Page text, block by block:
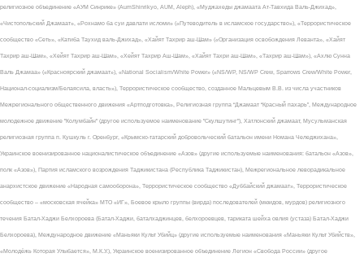
религиозное объединение «АУМ Синрике» (AumShinrikyo, AUM, Aleph), «Муджахеды джамаата Ат-Тавхида Валь-Джихад»,
«Чистопольский Джамаат», «Рохнамо ба суи давлати исломи» («Путеводитель в исламское государство»), «Террористическое
сообщество «Сеть», «Катиба Таухид валь-Джихад», «Хайят Тахрир аш-Шам» («Организация освобождения Леванта», «Хайят
Тахрир аш-Шам», «Хейят Тахрир аш-Шам», «Хейят Тахрир Аш-Шам», «Хайят Тахри аш-Шам», «Тахрир аш-Шам»), «Ахлю Сунна
Валь Джамаа» («Красноярский джамаат»), «National Socialism/White Power» («NS/WP, NS/WP Crew, Sparrows Crew/White Power,
Национал-социализм/Белаясила, власть»), Террористическое сообщество, созданное Мальцевым В.В. из числа участников
Межрегионального общественного движения «Артподготовка», Религиозная группа “Джамаат “Красный пахарь”, Международное
молодежное движение "Колумбайн" (другое используемое наименование "Скулшутинг"), Хатлонский джамаат, Мусульманская
религиозная группа п. Кушкуль г. Оренбург, «Крымско-татарский добровольческий батальон имени Номана Челеджихана»,
Украинское военизированное националистическое объединение «Азов» (другие используемые наименования: батальон «Азов»,
полк «Азов»), Партия исламского возрождения Таджикистана (Республика Таджикистан), Межрегиональное леворадикальное
анархистское движение «Народная самооборона», Террористическое сообщество «Дуббайский джамаат», Террористическое
сообщество – «московская ячейка» МТО «ИГ», Боевое крыло группы (вирда) последователей (мюидов, мурдов) религиозного
течения Батал-Хаджи Белхороева (Батал-Хаджи, баталхаджинцев, белхороевцев, тариката шейха овлия (устаза) Батал-Хаджи
Белхороева), Международное движение «Маньяки Культ Убийц» (другие используемые наименования «Маньяки Культ Убийств»,
«Молодёжь Которая Улыбается», М.К.У.), Украинское военизированное объединение Легион «Свобода России» (другое